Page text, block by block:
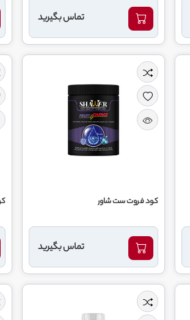
تماس بگیرید
کود فروت ست شاور
تماس بگیرید